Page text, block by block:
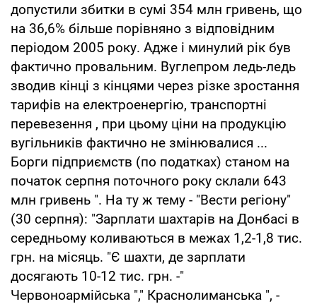
допустили збитки в сумі 354 млн гривень, що
на 36,6% більше порівняно з відповідним
періодом 2005 року. Адже і минулий рік був
фактично провальним. Вуглепром ледь-ледь
зводив кінці з кінцями через різке зростання
тарифів на електроенергію, транспортні
перевезення , при цьому ціни на продукцію
вугільників фактично не змінювалися ...
Борги підприємств (по податках) станом на
початок серпня поточного року склали 643
млн гривень ". На ту ж тему - "Вести регіону"
(30 серпня): "Зарплати шахтарів на Донбасі в
середньому коливаються в межах 1,2-1,8 тис.
грн. на місяць. "Є шахти, де зарплати
досягають 10-12 тис. грн. -"
Червоноармійська "," Краснолиманська ", -